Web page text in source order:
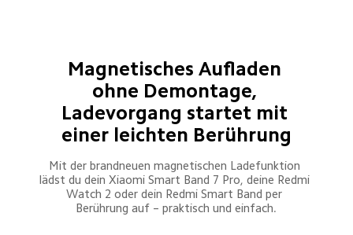
Magnetisches Aufladen
ohne Demontage,
Ladevorgang startet mit
einer leichten Berührung
Mit der brandneuen magnetischen Ladefunktion
lädst du dein Xiaomi Smart Band 7 Pro, deine Redmi
Watch 2 oder dein Redmi Smart Band per
Berührung auf – praktisch und einfach.